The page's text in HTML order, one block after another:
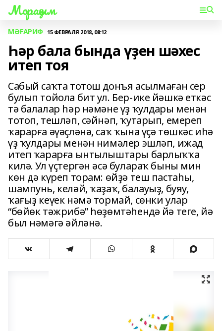
Мораҙым
МӘҒАРИФ 15 ФЕВРАЛЯ 2018, 08:12
Һәр бала бында үҙен шәхес
итеп тоя
Сабый саҡта тотош донъя асылмаған сер
булып тойола бит ул. Бер-ике йәшкә еткәс
тә балалар һәр нәмәне үҙ ҡулдары менән
тотоп, тешләп, сәйнәп, ҡутарып, емереп
ҡарарға әүәҫләнә, саҡ ҡына үҫә төшкәс иһә
үҙ ҡулдары менән нимәлер эшләп, ижад
итеп ҡарарға ынтылыштары барлыҡҡа
килә. Ул үҫтергән әсә булараҡ быны мин
көн дә күреп торам: өйҙә теш пастаһы,
шампунь, келәй, ҡаҙаҡ, балауыҙ, буяу,
ҡағыҙ кеүек нәмә тормай, сөнки улар
“бөйөк тәжрибә” һөҙөмтәһендә йә теге, йә
был нәмәгә әйләнә.